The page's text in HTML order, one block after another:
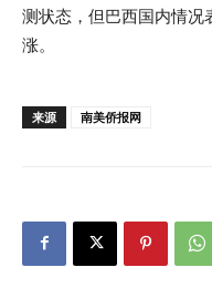
测状态，但巴西国内情况
涨。
来源 南美侨报网